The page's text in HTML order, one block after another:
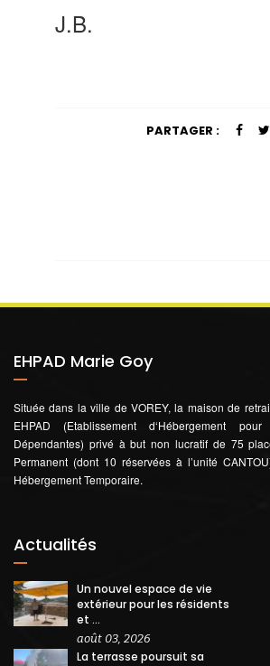
J.B.
PARTAGER :
EHPAD Marie Goy
Située dans la ville de VOREY, la maison de
EHPAD (Etablissement d‘Hébergement
Dépendantes) privé à but non lucratif de 75
Permanent (dont 10 réservées à l’unité
Hébergement Temporaire.
Actualités
Un nouvel espace de vie
extérieur pour les résidents
et ...
août 03, 2026
La terrasse poursuit sa